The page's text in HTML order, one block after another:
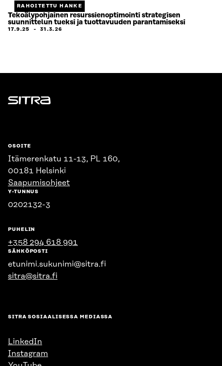
RAHOITETTU HANKE
Tekoälypohjainen resurssienoptimointi strategisen
suunnittelun tueksi ja tuottavuuden parantamiseksi
17.9.25 - 31.3.26
Sitra
OSOITE
Itämerenkatu 11-13, PL 160,
00181 Helsinki
Saapumisohjeet
Y-TUNNUS
0202132-3
PUHELIN
+358 294 618 991
SÄHKÖPOSTI
etunimi.sukunimi@sitra.fi
sitra@sitra.fi
SITRA SOSIAALISESSA MEDIASSA
LinkedIn
Instagram